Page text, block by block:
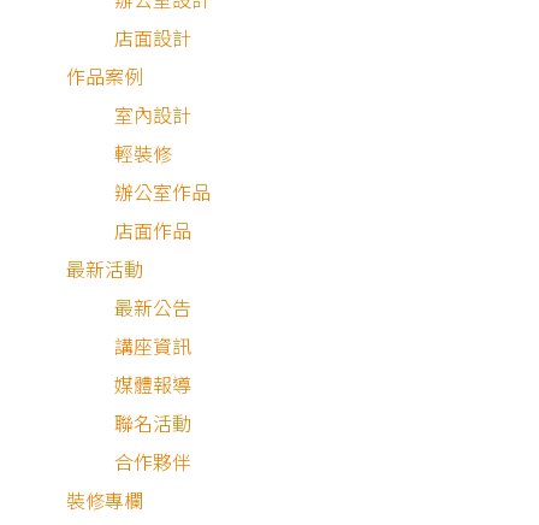
店面設計
作品案例
室內設計
輕裝修
辦公室作品
店面作品
最新活動
最新公告
講座資訊
媒體報導
聯名活動
合作夥伴
裝修專欄
建築物密集度高的台灣，預防火災是新建築規劃時相當
要的一環，若是未規劃妥當，若火災發生就一發不可收拾，
僅造成財物損失，還怕傷及性命。
在做裝修時，也要注意居家防火的重要性，狸樂聚整理了關
防火區劃、防火材料，以及居家防火裝潢的重點，也列出常
的防火裝潢問題，無論是老屋翻新或新成屋裝潢，入住後都
擁有最大的安全。